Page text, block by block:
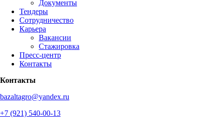
Документы
Тендеры
Сотрудничество
Карьера
Вакансии
Стажировка
Пресс-центр
Контакты
Контакты
bazaltagro@yandex.ru
+7 (921) 540-00-13